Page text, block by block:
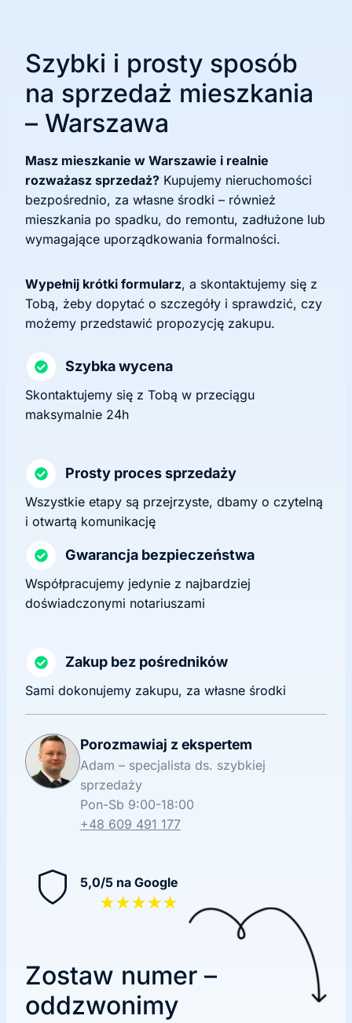
Szybki i prosty sposób
na sprzedaż mieszkania
– Warszawa
Masz mieszkanie w Warszawie i realnie
rozważasz sprzedaż? Kupujemy nieruchomości
bezpośrednio, za własne środki – również
mieszkania po spadku, do remontu, zadłużone lub
wymagające uporządkowania formalności.
Wypełnij krótki formularz, a skontaktujemy się z
Tobą, żeby dopytać o szczegóły i sprawdzić, czy
możemy przedstawić propozycję zakupu.
Szybka wycena
Skontaktujemy się z Tobą w przeciągu
maksymalnie 24h
Prosty proces sprzedaży
Wszystkie etapy są przejrzyste, dbamy o czytelną
i otwartą komunikację
Gwarancja bezpieczeństwa
Współpracujemy jedynie z najbardziej
doświadczonymi notariuszami
Zakup bez pośredników
Sami dokonujemy zakupu, za własne środki
Porozmawiaj z ekspertem
Adam – specjalista ds. szybkiej
sprzedaży
Pon-Sb 9:00-18:00
+48 609 491 177
5,0/5 na Google
★★★★★
Zostaw numer –
oddzwonimy